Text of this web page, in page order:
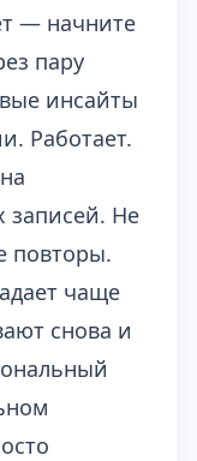
— начните
пару
инсайты
Работает.
записей. Не
повторы.
чаще
снова и